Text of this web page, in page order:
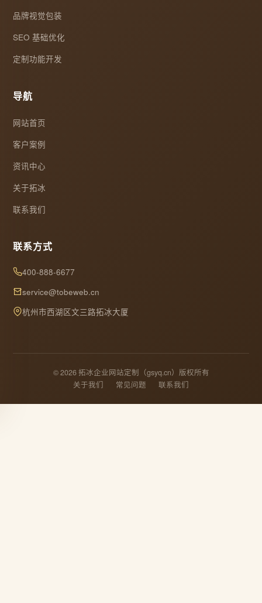
品牌视觉包装
SEO 基础优化
定制功能开发
导航
网站首页
客户案例
资讯中心
关于拓冰
联系我们
联系方式
400-888-6677
service@tobeweb.cn
杭州市西湖区文三路拓冰大厦
© 2026 拓冰企业网站定制（gsyq.cn）版权所有
关于我们
常见问题 联系我们